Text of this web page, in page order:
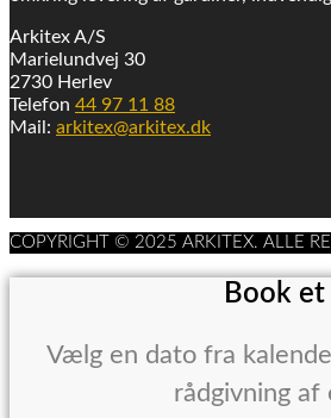
Arkitex A/S
Marielundvej 30
2730 Herlev
Telefon 44 97 11 88
Mail: arkitex@arkitex.dk
COPYRIGHT © 2025 ARKITEX. ALLE
Book
Vælg en dato fra
rådgivning af